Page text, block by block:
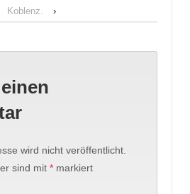
Koblenz.
›
wird nicht veröffentlicht.
sind mit * markiert